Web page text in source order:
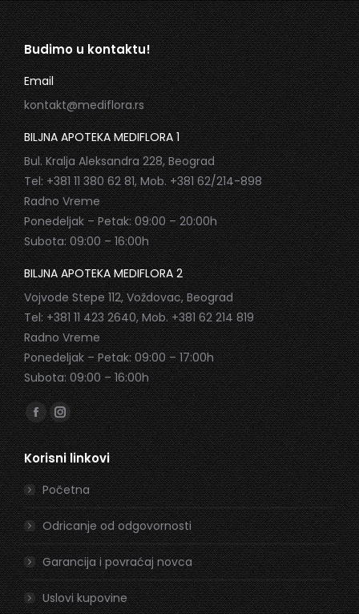
Budimo u kontaktu!
Email
kontakt@mediflora.rs
BILJNA APOTEKA MEDIFLORA 1
Bul. Kralja Aleksandra 228, Beograd
Tel: +381 11 380 62 81, Mob. +381 62/214-898
Radno Vreme
Ponedeljak – Petak: 09:00 – 20:00h
Subota: 09:00 – 16:00h
BILJNA APOTEKA MEDIFLORA 2
Vojvode Stepe 112, Voždovac, Beograd
Tel: +381 11 423 2640, Mob. +381 62 214 819
Radno Vreme
Ponedeljak – Petak: 09:00 – 17:00h
Subota: 09:00 – 16:00h
Find us on:
Facebook
page
opens
in
new
window
Instagram
page
opens
in
new
window
Korisni linkovi
Početna
Odricanje od odgovornosti
Garancija i povraćaj novca
Uslovi kupovine